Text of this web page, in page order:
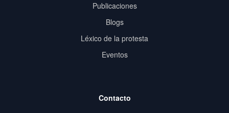
Publicaciones
Blogs
Léxico de la protesta
Eventos
Contacto